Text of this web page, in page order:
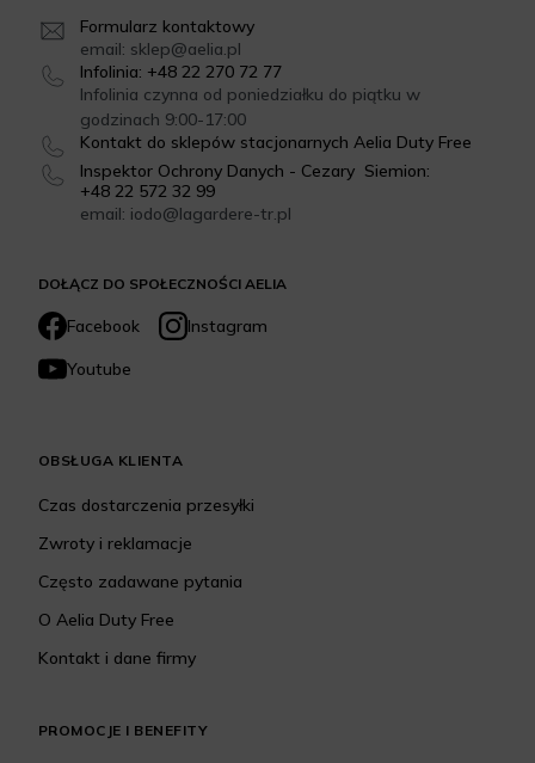
DOŁĄCZ DO SPOŁECZNOŚCI AELIA
Facebook
Instagram
Youtube
Formularz kontaktowy
email: sklep@aelia.pl
Infolinia: +48 22 270 72 77
Infolinia czynna od poniedziałku do piątku w
godzinach 9:00-17:00
Kontakt do sklepów stacjonarnych Aelia Duty Free
Inspektor Ochrony Danych - Cezary Siemion:
+48 22 572 32 99
email: iodo@lagardere-tr.pl
OBSŁUGA KLIENTA
Czas dostarczenia przesyłki
Zwroty i reklamacje
Często zadawane pytania
O Aelia Duty Free
Kontakt i dane firmy
PROMOCJE I BENEFITY